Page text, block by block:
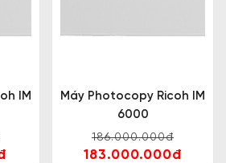
sẵn sàng cung cấp các giấy
gốc xuất xứ và nhập khẩu,
đội ngũ kiểm tra, rà soát trước
IM
Máy Photocopy Ricoh IM
6000
186.000.000đ
183.000.000đ